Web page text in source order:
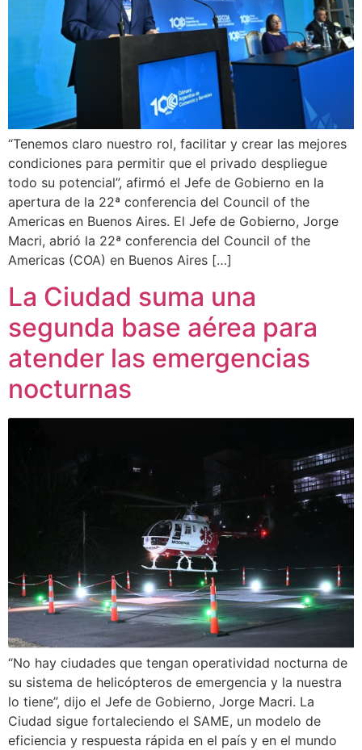
“Tenemos claro nuestro rol, facilitar y crear las mejores
condiciones para permitir que el privado despliegue
todo su potencial”, afirmó el Jefe de Gobierno en la
apertura de la 22ª conferencia del Council of the
Americas en Buenos Aires. El Jefe de Gobierno, Jorge
Macri, abrió la 22ª conferencia del Council of the
Americas (COA) en Buenos Aires […]
La Ciudad suma una
segunda base aérea para
atender las emergencias
nocturnas
“No hay ciudades que tengan operatividad nocturna de
su sistema de helicópteros de emergencia y la nuestra
lo tiene”, dijo el Jefe de Gobierno, Jorge Macri. La
Ciudad sigue fortaleciendo el SAME, un modelo de
eficiencia y respuesta rápida en el país y en el mundo